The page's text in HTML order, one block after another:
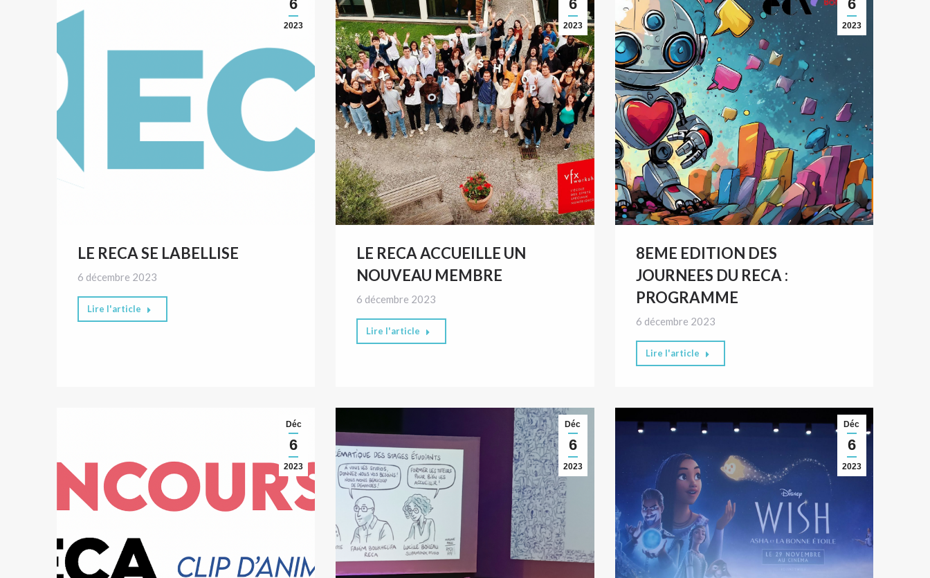
6
2023
LE RECA SE LABELLISE
6 décembre 2023
Lire l'article
6
2023
LE RECA ACCUEILLE UN
NOUVEAU MEMBRE
6 décembre 2023
Lire l'article
6
2023
8EME EDITION DES
JOURNEES DU RECA :
PROGRAMME
6 décembre 2023
Lire l'article
Déc
6
2023
Déc
6
2023
Déc
6
2023